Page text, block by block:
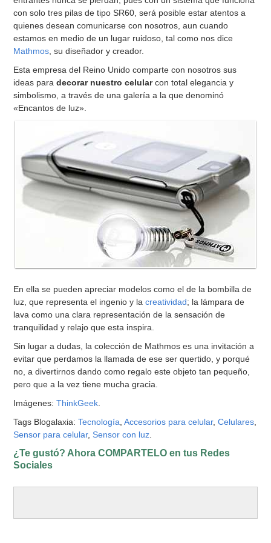
con solo tres pilas de tipo SR60, será posible estar atentos a
quienes desean comunicarse con nosotros, aun cuando
estamos en medio de un lugar ruidoso, tal como nos dice
Mathmos , su diseñador y creador.
Esta empresa del Reino Unido comparte con nosotros sus
ideas paradecorar nuestro celularcon total elegancia y
simbolismo, a través de una galería a la que denominó
«Encantos de luz».
En ella se pueden apreciar modelos como el de la bombilla de
luz, que representa el ingenio y lacreatividad; la lámpara de
lava como una clara representación de la sensación de
tranquilidad y relajo que esta inspira.
Sin lugar a dudas, la colección de Mathmos es una invitación a
evitar que perdamos la llamada de ese ser quertido, y porqué
no, a divertirnos dando como regalo este objeto tan pequeño,
pero que a la vez tiene mucha gracia.
Imágenes:ThinkGeek
Tags Blogalaxia:Tecnología ,Accesorios para celular,Celulares
Sensor para celular,Sensor con luz
¿Te gustó? Ahora COMPARTELO en tus Redes
Sociales